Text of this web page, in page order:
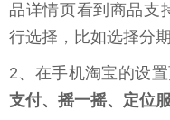
品详情页看到商品支
行选择，比如选择分
2、在手机淘宝的设
支付、摇一摇、定位